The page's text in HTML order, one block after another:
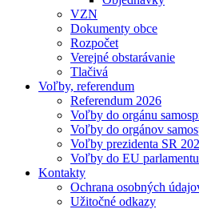
VZN
Dokumenty obce
Rozpočet
Verejné obstarávanie
Tlačivá
Voľby, referendum
Referendum 2026
Voľby do orgánu
Voľby do orgánov
Voľby prezidenta SR
Voľby do EU
Kontakty
Ochrana osobných
Užitočné odkazy